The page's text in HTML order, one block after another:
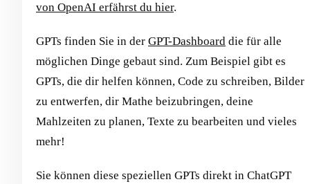
von OpenAI erfährst du hier.
GPTs finden Sie in der GPT-Dashboard die für alle
möglichen Dinge gebaut sind. Zum Beispiel gibt es
GPTs, die dir helfen können, Code zu schreiben, Bilder
zu entwerfen, dir Mathe beizubringen, deine
Mahlzeiten zu planen, Texte zu bearbeiten und vieles
mehr!
Sie können diese speziellen GPTs direkt in ChatGPT